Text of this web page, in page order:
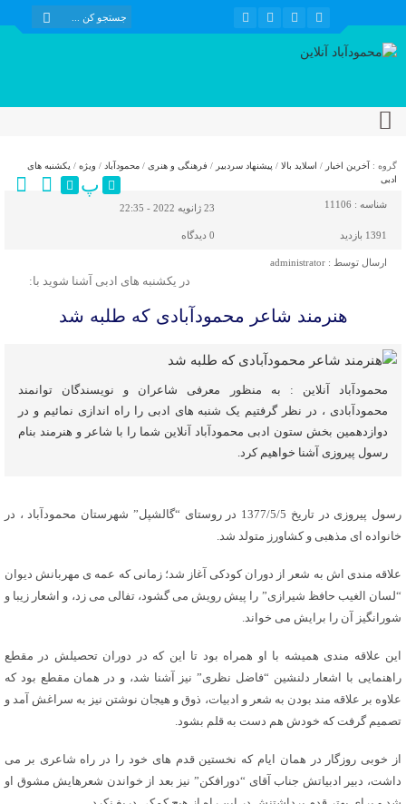
گروه : آخرین اخبار / اسلاید بالا / پیشنهاد سردبیر / فرهنگی و هنری / محمودآباد / ویژه / یکشنبه های
ادبی
پ
شناسه : 11106 23 ژانویه 2022 - 22:35
1391 بازدید 0 دیدگاه
ارسال توسط : administrator
در یکشنبه های ادبی آشنا شوید با:
هنرمند شاعر محمودآبادی که طلبه شد
محمودآباد آنلاین : به منظور معرفی شاعران و نویسندگان توانمند
محمودآبادی ، در نظر گرفتیم یک شنبه های ادبی را راه اندازی نمائیم و در
دوازدهمین بخش ستون ادبى محمودآباد آنلاين شما را با شاعر و هنرمند بنام
رسول پیروزی آشنا خواهیم کرد.
رسول پیروزی در تاریخ 1377/5/5 در روستای “گالشپل” شهرستان محمودآباد ، در
خانواده ای مذهبی و کشاورز متولد شد.
علاقه مندی اش به شعر از دوران کودکی آغاز شد؛ زمانی که عمه ی مهربانش دیوان
“لسان الغیب حافظ شیرازی” را پیش رویش می گشود، تفالی می زد، و اشعار زیبا و
شورانگیز آن را برایش می خواند.
این علاقه مندی همیشه با او همراه بود تا این که در دوران تحصیلش در مقطع
راهنمایی با اشعار دلنشین “فاضل نظری” نیز آشنا شد، و در همان مقطع بود که
علاوه بر علاقه مند بودن به شعر و ادبیات، ذوق و هیجان نوشتن نیز به سراغش آمد و
تصمیم گرفت که خودش هم دست به قلم بشود.
از خوبی روزگار در همان ایام که نخستین قدم های خود را در راه شاعری بر می
داشت، دبیر ادبیاتش جناب آقای “دورافکن” نیز بعد از خواندن شعرهایش مشوق او